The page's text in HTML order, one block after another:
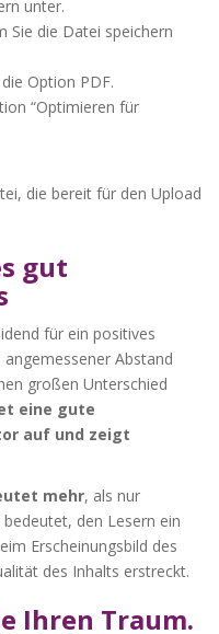
unter.
Sie die Datei speichern
Option PDF.
“Optimieren für
die bereit für den Upload
gut
für ein positives
Abstand
großen Unterschied
eine gute
auf und zeigt
mehr, als nur
den Lesern ein
Erscheinungsbild des
des Inhalts erstreckt.
Ihren Traum.